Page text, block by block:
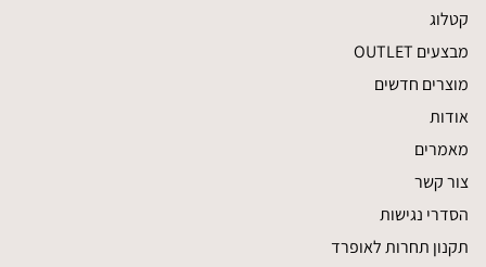
קטלוג
מבצעים OUTLET
מוצרים חדשים
אודות
מאמרים
צור קשר
הסדרי נגישות
תקנון תחרות לאופרד